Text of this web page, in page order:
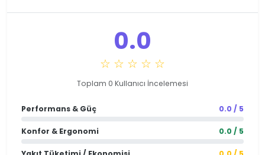
0.0
☆ ☆ ☆ ☆ ☆
Toplam 0 Kullanıcı İncelemesi
Performans & Güç 0.0 / 5
Konfor & Ergonomi 0.0 / 5